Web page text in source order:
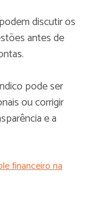
discutir os
antes de
pode ser
ou corrigir
e a
financeiro na